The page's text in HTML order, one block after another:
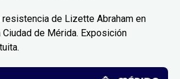
resistencia de Lizette Abraham en
de Mérida. Exposición